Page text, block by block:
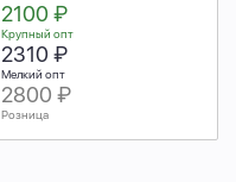
2100 ₽
Крупный опт
2310 ₽
Мелкий опт
2800 ₽
Розница